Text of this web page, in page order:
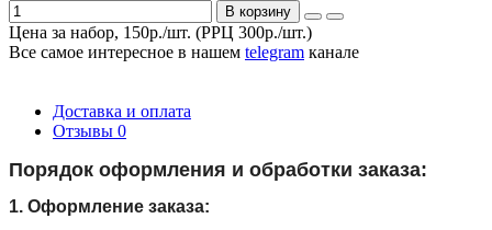
В корзину
Цена за набор, 150р./шт. (РРЦ 300р./шт.)
Все самое интересное в нашем telegram канале
Доставка и оплата
Отзывы 0
Порядок оформления и обработки заказа:
1. Оформление заказа: